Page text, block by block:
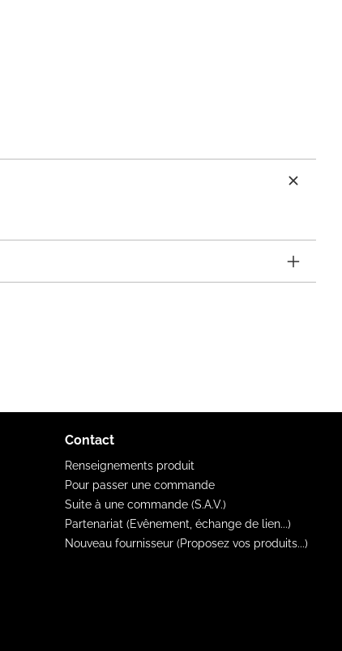
Contact
Renseignements produit
Pour passer une commande
Suite à une commande (S.A.V.)
Partenariat (Evênement, échange de lien...)
Nouveau fournisseur (Proposez vos produits...)